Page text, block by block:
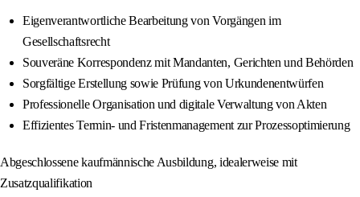
Eigenverantwortliche Bearbeitung von Vorgängen im
Gesellschaftsrecht
Souveräne Korrespondenz mit Mandanten, Gerichten und Behörden
Sorgfältige Erstellung sowie Prüfung von Urkundenentwürfen
Professionelle Organisation und digitale Verwaltung von Akten
Effizientes Termin- und Fristenmanagement zur Prozessoptimierung
Abgeschlossene kaufmännische Ausbildung, idealerweise mit
Zusatzqualifikation